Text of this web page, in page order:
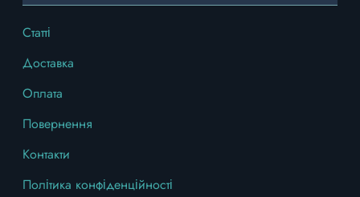
Статті
Доставка
Оплата
Повернення
Контакти
Політика конфіденційності